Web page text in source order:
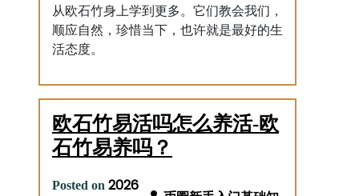
从欧石竹身上学到更多。它们教会我们，
顺应自然，珍惜当下，也许就是最好的生
活态度。
欧石竹易活吗怎么养活-欧
石竹易养吗？
Posted on 2026